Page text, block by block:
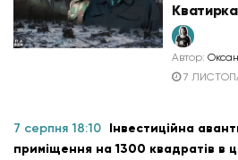
Кватирка
Автор:
7
7 серпня 18:10 Інвестиційна
приміщення на 1300 квадратів в